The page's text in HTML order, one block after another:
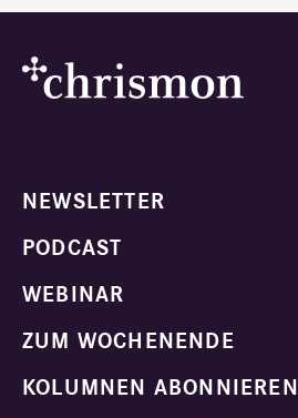
NEWSLETTER
PODCAST
WEBINAR
ZUM WOCHENENDE
KOLUMNEN ABONNIEREN